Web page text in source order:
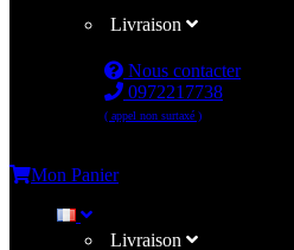
Livraison
Nous contacter
0972217738
( appel non surtaxé )
Mon Panier
Livraison